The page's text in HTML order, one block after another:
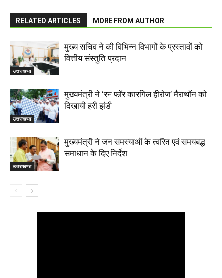
RELATED ARTICLES MORE FROM AUTHOR
उत्तराखण्ड
मुख्य सचिव ने की विभिन्न विभागों के प्रस्तावों को
वित्तीय संस्तुति प्रदान
उत्तराखण्ड
मुख्यमंत्री ने ‘रन फॉर कारगिल हीरोज’ मैराथॉन को
दिखायी हरी झंडी
उत्तराखण्ड
मुख्यमंत्री ने जन समस्याओं के त्वरित एवं समयबद्ध
समाधान के दिए निर्देश